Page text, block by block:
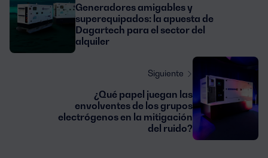
Generadores amigables y
superequipados: la apuesta de
Dagartech para el sector del
alquiler
Siguiente
¿Qué papel juegan las
envolventes de los grupos
electrógenos en la mitigación
del ruido?